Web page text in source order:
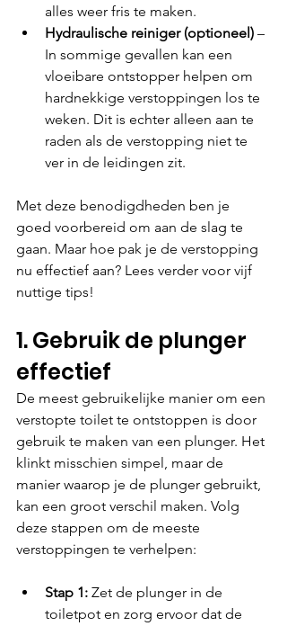
alles weer fris te maken.
Hydraulische reiniger (optioneel) –
In sommige gevallen kan een
vloeibare ontstopper helpen om
hardnekkige verstoppingen los te
weken. Dit is echter alleen aan te
raden als de verstopping niet te
ver in de leidingen zit.
Met deze benodigdheden ben je
goed voorbereid om aan de slag te
gaan. Maar hoe pak je de verstopping
nu effectief aan? Lees verder voor vijf
nuttige tips!
1. Gebruik de plunger
effectief
De meest gebruikelijke manier om een
verstopte toilet te ontstoppen is door
gebruik te maken van een plunger. Het
klinkt misschien simpel, maar de
manier waarop je de plunger gebruikt,
kan een groot verschil maken. Volg
deze stappen om de meeste
verstoppingen te verhelpen:
Stap 1: Zet de plunger in de
toiletpot en zorg ervoor dat de